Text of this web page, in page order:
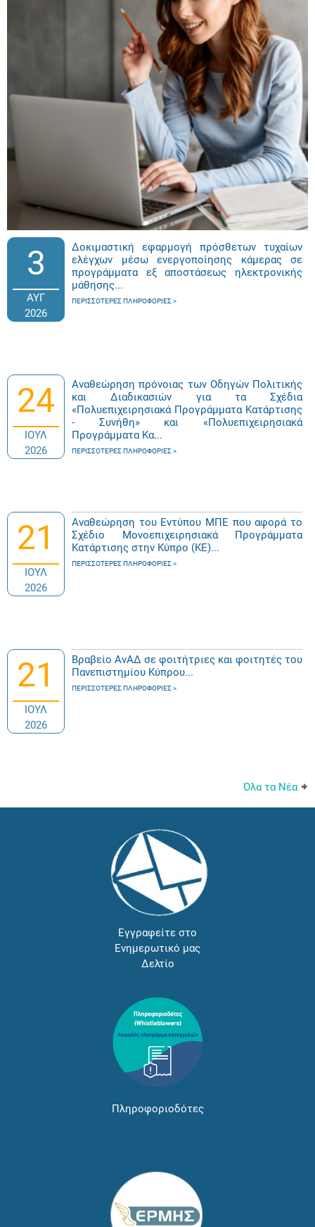
3
ΑΥΓ
2026
Δοκιμαστική εφαρμογή πρόσθετων τυχαίων
ελέγχων μέσω ενεργοποίησης κάμερας σε
προγράμματα εξ αποστάσεως ηλεκτρονικής
μάθησης...
ΠΕΡΙΣΣΌΤΕΡΕΣ ΠΛΗΡΟΦΟΡΊΕΣ
24
ΙΟΥΛ
2026
Αναθεώρηση πρόνοιας των Οδηγών Πολιτικής
και Διαδικασιών για τα Σχέδια
«Πολυεπιχειρησιακά Προγράμματα Κατάρτισης
- Συνήθη» και «Πολυεπιχειρησιακά
Προγράμματα Κα...
ΠΕΡΙΣΣΌΤΕΡΕΣ ΠΛΗΡΟΦΟΡΊΕΣ
21
ΙΟΥΛ
2026
Αναθεώρηση του Εντύπου ΜΠΕ που αφορά το
Σχέδιο Μονοεπιχειρησιακά Προγράμματα
Κατάρτισης στην Κύπρο (ΚΕ)...
ΠΕΡΙΣΣΌΤΕΡΕΣ ΠΛΗΡΟΦΟΡΊΕΣ
21
ΙΟΥΛ
2026
Βραβείο ΑνΑΔ σε φοιτήτριες και φοιτητές του
Πανεπιστημίου Κύπρου...
ΠΕΡΙΣΣΌΤΕΡΕΣ ΠΛΗΡΟΦΟΡΊΕΣ
Όλα τα Νέα
Εγγραφείτε στο
Ενημερωτικό μας
Δελτίο
Πληροφοριοδότες